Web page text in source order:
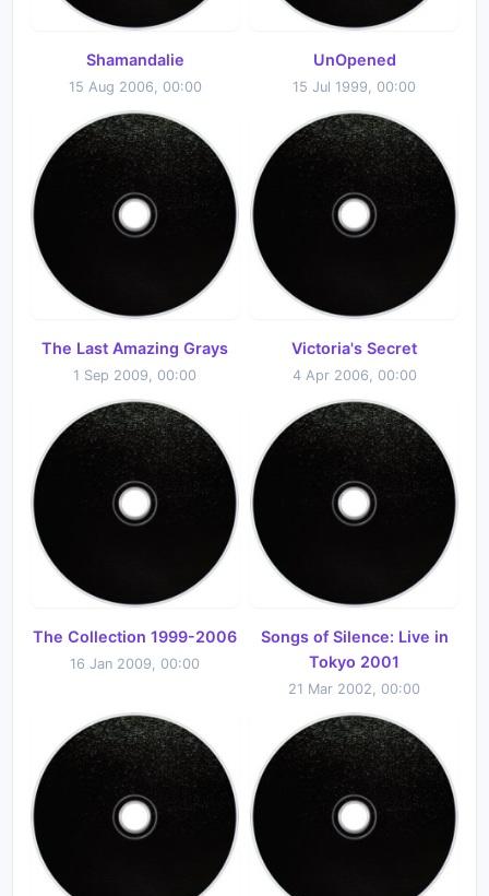
Shamandalie
15 Aug 2006, 00:00
UnOpened
15 Jul 1999, 00:00
The Last Amazing Grays
1 Sep 2009, 00:00
Victoria's Secret
4 Apr 2006, 00:00
The Collection 1999-2006
16 Jan 2009, 00:00
Songs of Silence: Live in
Tokyo 2001
21 Mar 2002, 00:00